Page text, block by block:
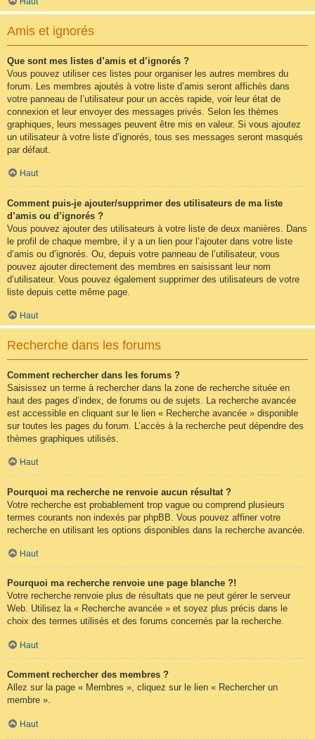
Amis et ignorés
Que sont mes listes d’amis et d’ignorés ?
Vous pouvez utiliser ces listes pour organiser les autres membres du
forum. Les membres ajoutés à votre liste d’amis seront affichés dans
votre panneau de l’utilisateur pour un accès rapide, voir leur état de
connexion et leur envoyer des messages privés. Selon les thèmes
graphiques, leurs messages peuvent être mis en valeur. Si vous ajoutez
un utilisateur à votre liste d’ignorés, tous ses messages seront masqués
par défaut.
Haut
Comment puis-je ajouter/supprimer des utilisateurs de ma liste
d’amis ou d’ignorés ?
Vous pouvez ajouter des utilisateurs à votre liste de deux manières. Dans
le profil de chaque membre, il y a un lien pour l’ajouter dans votre liste
d’amis ou d’ignorés. Ou, depuis votre panneau de l’utilisateur, vous
pouvez ajouter directement des membres en saisissant leur nom
d’utilisateur. Vous pouvez également supprimer des utilisateurs de votre
liste depuis cette même page.
Haut
Recherche dans les forums
Comment rechercher dans les forums ?
Saisissez un terme à rechercher dans la zone de recherche située en
haut des pages d’index, de forums ou de sujets. La recherche avancée
est accessible en cliquant sur le lien « Recherche avancée » disponible
sur toutes les pages du forum. L’accès à la recherche peut dépendre des
thèmes graphiques utilisés.
Haut
Pourquoi ma recherche ne renvoie aucun résultat ?
Votre recherche est probablement trop vague ou comprend plusieurs
termes courants non indexés par phpBB. Vous pouvez affiner votre
recherche en utilisant les options disponibles dans la recherche avancée.
Haut
Pourquoi ma recherche renvoie une page blanche ?!
Votre recherche renvoie plus de résultats que ne peut gérer le serveur
Web. Utilisez la « Recherche avancée » et soyez plus précis dans le
choix des termes utilisés et des forums concernés par la recherche.
Haut
Comment rechercher des membres ?
Allez sur la page « Membres », cliquez sur le lien « Rechercher un
membre ».
Haut